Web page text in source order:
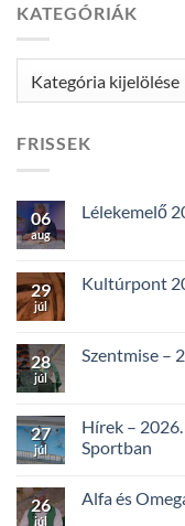
KATEGÓRIÁK
FRISSEK
06
aug
Lélekemelő
29
júl
Kultúrpont
28
júl
Szentmise –
27
júl
Hírek –
Sportban
26
júl
Alfa és